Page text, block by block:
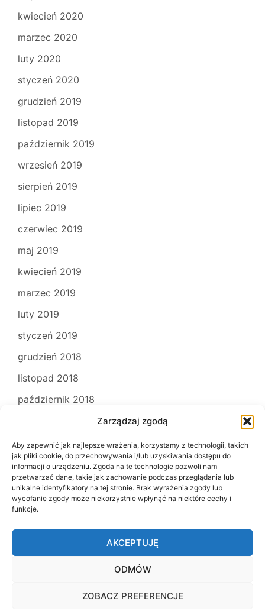
Zarządzaj zgodą
Aby zapewnić jak najlepsze wrażenia, korzystamy z technologii, takich
jak pliki cookie, do przechowywania i/lub uzyskiwania dostępu do
informacji o urządzeniu. Zgoda na te technologie pozwoli nam
przetwarzać dane, takie jak zachowanie podczas przeglądania lub
unikalne identyfikatory na tej stronie. Brak wyrażenia zgody lub
wycofanie zgody może niekorzystnie wpłynąć na niektóre cechy i
funkcje.
AKCEPTUJĘ
ODMÓW
ZOBACZ PREFERENCJE
kwiecień 2020
marzec 2020
luty 2020
styczeń 2020
grudzień 2019
listopad 2019
październik 2019
wrzesień 2019
sierpień 2019
lipiec 2019
czerwiec 2019
maj 2019
kwiecień 2019
marzec 2019
luty 2019
styczeń 2019
grudzień 2018
listopad 2018
październik 2018
Kontakt
Polityka prywatności